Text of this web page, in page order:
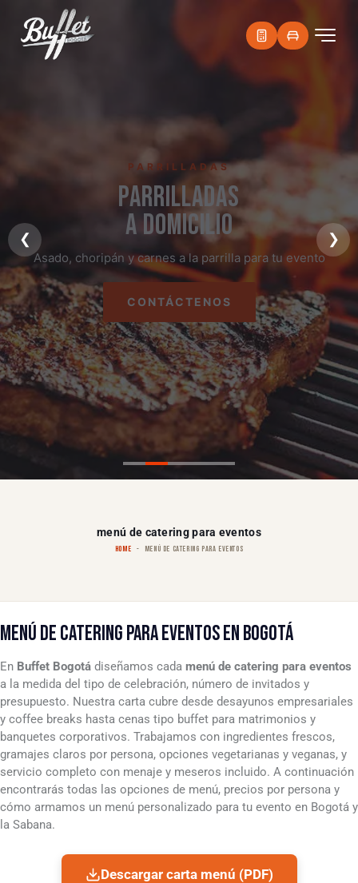
PARRILLADAS
PARRILLADAS
A DOMICILIO
Asado, choripán y carnes a la parrilla para tu evento
CONTÁCTENOS
❮ ❯
menú de catering para eventos
HOME MENÚ DE CATERING PARA EVENTOS
MENÚ DE CATERING PARA EVENTOS EN BOGOTÁ
En Buffet Bogotá diseñamos cada menú de catering para eventos
a la medida del tipo de celebración, número de invitados y
presupuesto. Nuestra carta cubre desde desayunos empresariales
y coffee breaks hasta cenas tipo buffet para matrimonios y
banquetes corporativos. Trabajamos con ingredientes frescos,
gramajes claros por persona, opciones vegetarianas y veganas, y
servicio completo con menaje y meseros incluido. A continuación
encontrarás todas las opciones de menú, precios por persona y
cómo armamos un menú personalizado para tu evento en Bogotá y
la Sabana.
Descargar carta menú (PDF)